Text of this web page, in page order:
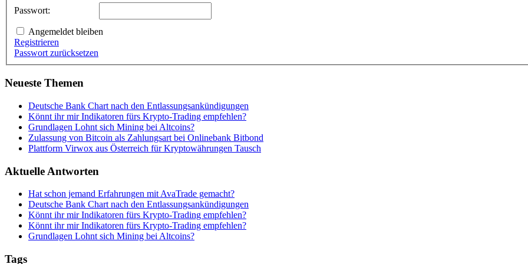
Passwort:
Angemeldet bleiben
Registrieren
Passwort zurücksetzen
Neueste Themen
Deutsche Bank Chart nach den Entlassungsankündigungen
Könnt ihr mir Indikatoren fürs Krypto-Trading empfehlen?
Grundlagen Lohnt sich Mining bei Altcoins?
Zulassung von Bitcoin als Zahlungsart bei Onlinebank Bitbond
Plattform Virwox aus Österreich für Kryptowährungen Tausch
Aktuelle Antworten
Hat schon jemand Erfahrungen mit AvaTrade gemacht?
Deutsche Bank Chart nach den Entlassungsankündigungen
Könnt ihr mir Indikatoren fürs Krypto-Trading empfehlen?
Könnt ihr mir Indikatoren fürs Krypto-Trading empfehlen?
Grundlagen Lohnt sich Mining bei Altcoins?
Tags